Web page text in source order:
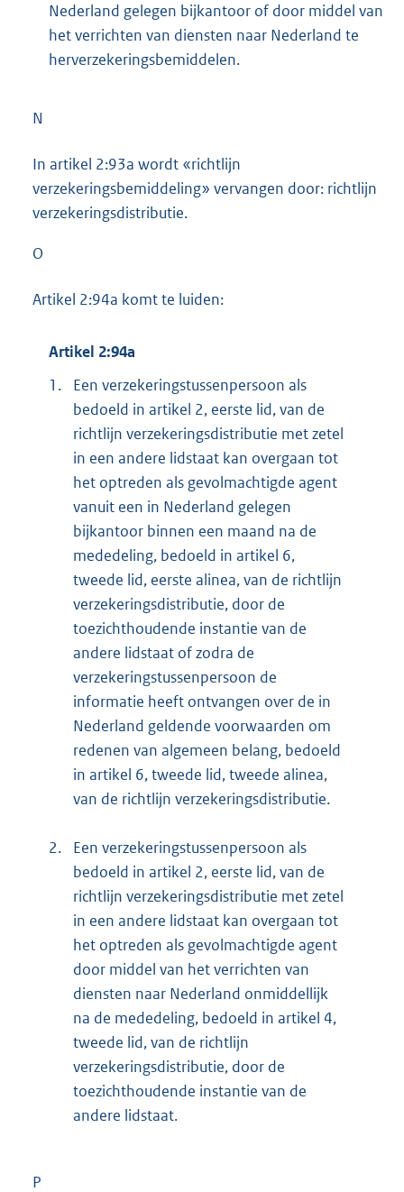
Nederland gelegen bijkantoor of door middel van
het verrichten van diensten naar Nederland te
herverzekeringsbemiddelen.
N
In artikel 2:93a wordt «richtlijn
verzekeringsbemiddeling» vervangen door: richtlijn
verzekeringsdistributie.
O
Artikel 2:94a komt te luiden:
Artikel 2:94a
1.
Een verzekeringstussenpersoon als
bedoeld in artikel 2, eerste lid, van de
richtlijn verzekeringsdistributie met zetel
in een andere lidstaat kan overgaan tot
het optreden als gevolmachtigde agent
vanuit een in Nederland gelegen
bijkantoor binnen een maand na de
mededeling, bedoeld in artikel 6,
tweede lid, eerste alinea, van de richtlijn
verzekeringsdistributie, door de
toezichthoudende instantie van de
andere lidstaat of zodra de
verzekeringstussenpersoon de
informatie heeft ontvangen over de in
Nederland geldende voorwaarden om
redenen van algemeen belang, bedoeld
in artikel 6, tweede lid, tweede alinea,
van de richtlijn verzekeringsdistributie.
2.
Een verzekeringstussenpersoon als
bedoeld in artikel 2, eerste lid, van de
richtlijn verzekeringsdistributie met zetel
in een andere lidstaat kan overgaan tot
het optreden als gevolmachtigde agent
door middel van het verrichten van
diensten naar Nederland onmiddellijk
na de mededeling, bedoeld in artikel 4,
tweede lid, van de richtlijn
verzekeringsdistributie, door de
toezichthoudende instantie van de
andere lidstaat.
P